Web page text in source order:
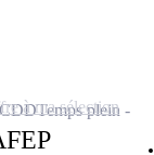
CDDTemps plein
à ma sélection